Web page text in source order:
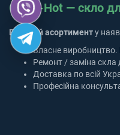
Glass-Hot — скло
Великий асортименту
Власне виробництво.
Ремонт / заміна
Доставка по всій
Професійна